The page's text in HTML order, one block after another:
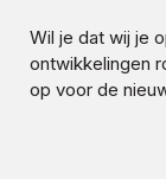
Wil je dat wij je
ontwikkelingen
op voor de